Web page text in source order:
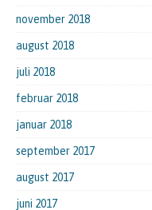
november 2018
august 2018
juli 2018
februar 2018
januar 2018
september 2017
august 2017
juni 2017